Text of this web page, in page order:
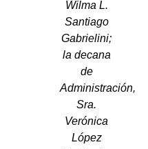
Wilma L.
Santiago
Gabrielini;
la decana
de
Administración,
Sra.
Verónica
López